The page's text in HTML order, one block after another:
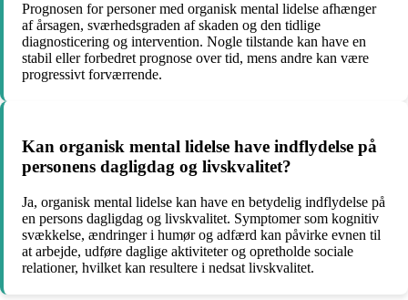
Prognosen for personer med organisk mental lidelse afhænger
af årsagen, sværhedsgraden af skaden og den tidlige
diagnosticering og intervention. Nogle tilstande kan have en
stabil eller forbedret prognose over tid, mens andre kan være
progressivt forværrende.
Kan organisk mental lidelse have indflydelse på
personens dagligdag og livskvalitet?
Ja, organisk mental lidelse kan have en betydelig indflydelse på
en persons dagligdag og livskvalitet. Symptomer som kognitiv
svækkelse, ændringer i humør og adfærd kan påvirke evnen til
at arbejde, udføre daglige aktiviteter og opretholde sociale
relationer, hvilket kan resultere i nedsat livskvalitet.